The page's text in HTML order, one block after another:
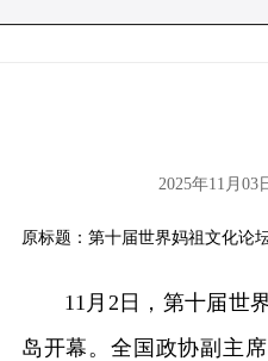
2025年11月03
原标题：第十届世界妈祖文化论
11月2日，第十届世
岛开幕。全国政协副主